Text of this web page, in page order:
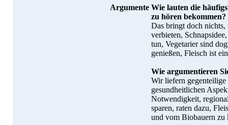
Argumente Wie lauten die
zu hören bekommen?
Das bringt doch nichts,
verbieten,
tun, Vegetarier sind
genießen, Fleisch ist
Wie argumentieren
Wir liefern
gesundheitlichen
Notwendigkeit,
sparen, raten dazu,
und vom Biobauern